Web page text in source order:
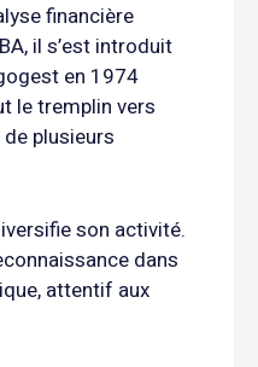
financière
il s’est introduit
en 1974
le tremplin vers
plusieurs
son activité.
dans
attentif aux